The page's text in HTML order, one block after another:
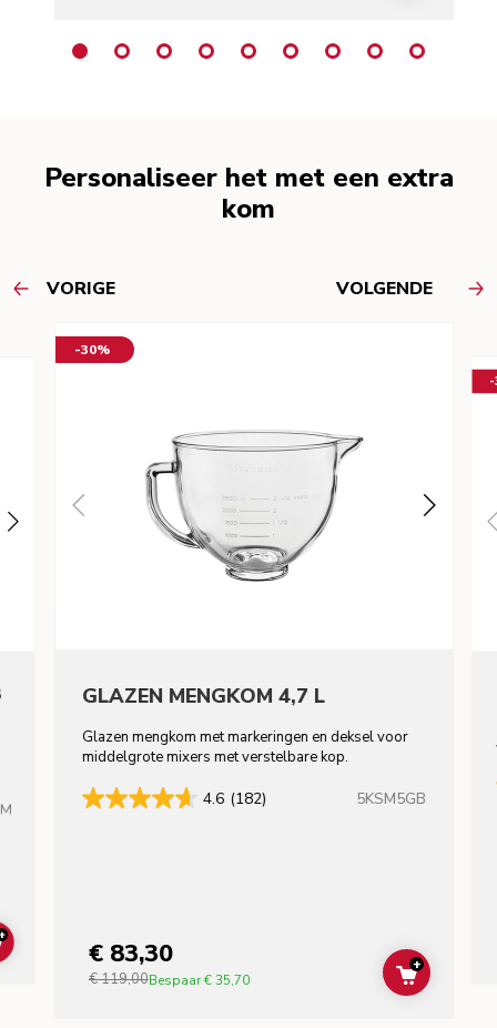
Personaliseer het met een extra
kom
VORIGE VOLGENDE
ADD TO CART
-30%
GLAZEN MENGKOM 4,7 L
Glazen mengkom met markeringen en deksel voor
middelgrote mixers met verstelbare kop.
4.6 (182) 5KSM5GB
€ 83,30
€ 119,00Bespaar€ 35,70 ADD TO
+
-